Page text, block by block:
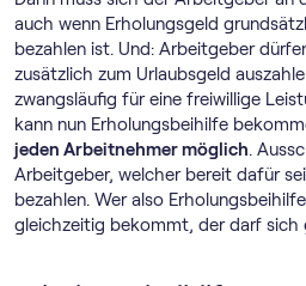
auch wenn Erholungsgeld
bezahlen ist. Und: Arbeitgeber
zusätzlich zum Urlaubsgeld
zwangsläufig für eine freiwillige
kann nun Erholungsbeihilfe
jeden Arbeitnehmer möglich.
Arbeitgeber, welcher bereit dafür
bezahlen. Wer also
gleichzeitig bekommt, der darf sich